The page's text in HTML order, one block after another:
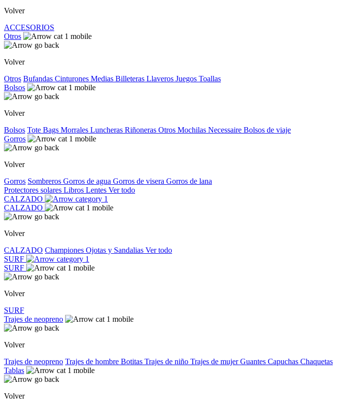
Volver
ACCESORIOS
Otros
Volver
Otros Bufandas Cinturones Medias Billeteras Llaveros Juegos Toallas
Bolsos
Volver
Bolsos Tote Bags Morrales Luncheras Riñoneras Otros Mochilas Necessaire Bolsos de viaje
Gorros
Volver
Gorros Sombreros Gorros de agua Gorros de visera Gorros de lana
Protectores solares Libros Lentes Ver todo
CALZADO
CALZADO
Volver
CALZADO Championes Ojotas y Sandalias Ver todo
SURF
SURF
Volver
SURF
Trajes de neopreno
Volver
Trajes de neopreno Trajes de hombre Botitas Trajes de niño Trajes de mujerGuantes Capuchas Chaquetas
Tablas
Volver